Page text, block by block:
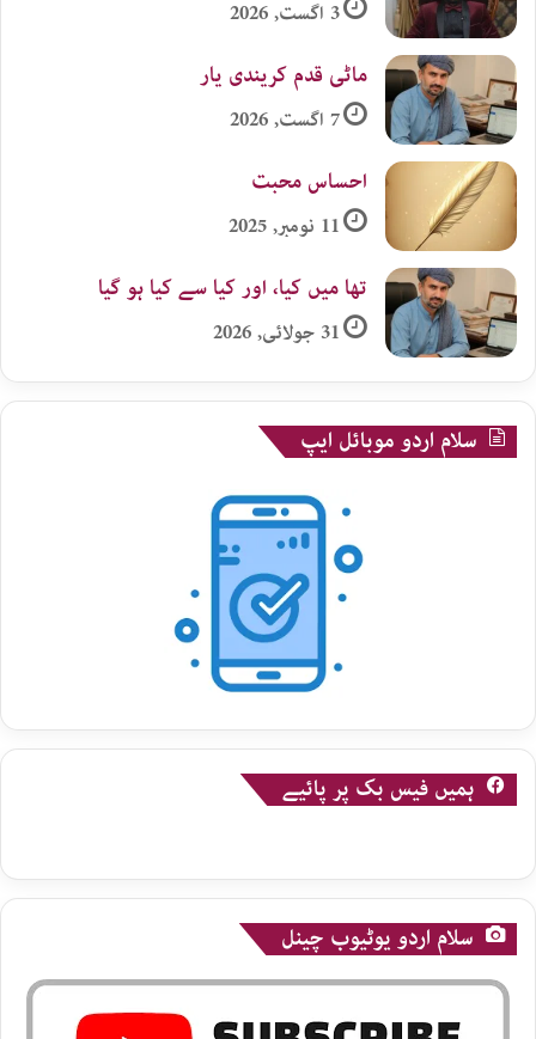
3 اگست, 2026
ماٹی قدم کریندی یار
7 اگست, 2026
احساس محبت
11 نومبر, 2025
تھا میں کیا، اور کیا سے کیا ہو گیا
31 جولائی, 2026
سلام اردو موبائل ایپ
ہمیں فیس بک پر پائیے
سلام اردو یوٹیوب چینل